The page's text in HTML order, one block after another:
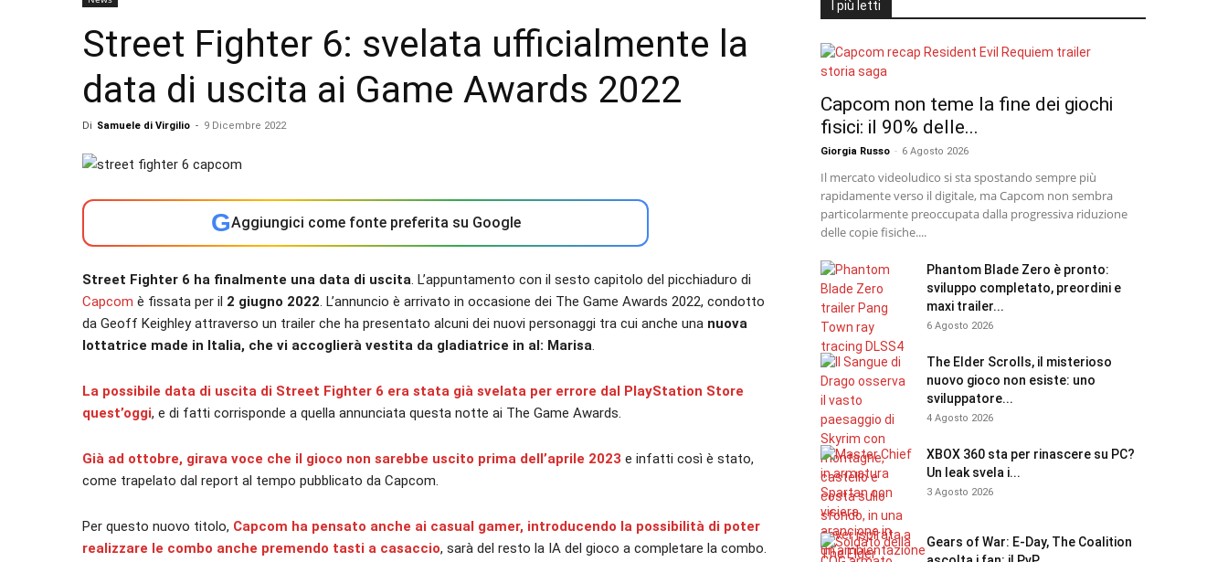
Street Fighter 6: svelata ufficialmente la
data di uscita ai Game Awards 2022
Di Samuele di Virgilio - 9 Dicembre 2022
GAggiungici come fonte preferita su Google
Street Fighter 6 ha finalmente una data di uscita. L’appuntamento con il sesto capitolo del picchiaduro di
Capcom è fissata per il 2 giugno 2022. L’annuncio è arrivato in occasione dei The Game Awards 2022, condotto
da Geoff Keighley attraverso un trailer che ha presentato alcuni dei nuovi personaggi tra cui anche una nuova
lottatrice made in Italia, che vi accoglierà vestita da gladiatrice in al: Marisa.
La possibile data di uscita di Street Fighter 6 era stata già svelata per errore dal PlayStation Store
quest’oggi, e di fatti corrisponde a quella annunciata questa notte ai The Game Awards.
Già ad ottobre, girava voce che il gioco non sarebbe uscito prima dell’aprile 2023 e infatti così è stato,
come trapelato dal report al tempo pubblicato da Capcom.
Per questo nuovo titolo, Capcom ha pensato anche ai casual gamer, introducendo la possibilità di poter
realizzare le combo anche premendo tasti a casaccio, sarà del resto la IA del gioco a completare la combo.
I più letti
Capcom non teme la fine dei giochi
fisici: il 90% delle...
Giorgia Russo - 6 Agosto 2026
Il mercato videoludico si sta spostando sempre più
rapidamente verso il digitale, ma Capcom non sembra
particolarmente preoccupata dalla progressiva riduzione
delle copie fisiche....
Phantom Blade Zero è pronto:
sviluppo completato, preordini e
maxi trailer...
6 Agosto 2026
The Elder Scrolls, il misterioso
nuovo gioco non esiste: uno
sviluppatore...
4 Agosto 2026
XBOX 360 sta per rinascere su PC?
Un leak svela i...
3 Agosto 2026
Gears of War: E-Day, The Coalition